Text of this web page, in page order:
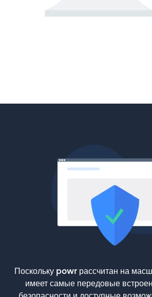
Поскольку powr рассчитан на
имеет самые передовые